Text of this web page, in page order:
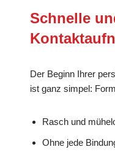
Schnelle
Der Beginn Ihrer
ist ganz simpel:
Rasch und
Ohne jede